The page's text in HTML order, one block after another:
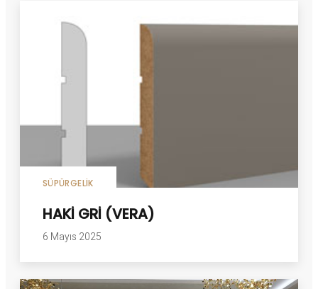
SÜPÜRGELIK
HAKİ GRİ (VERA)
6 Mayıs 2025